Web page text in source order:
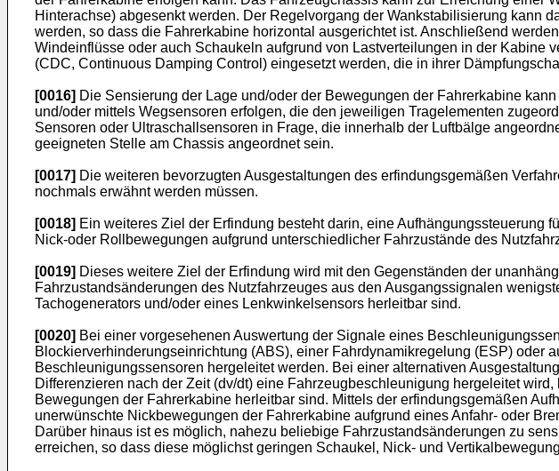
Hinterachse) abgesenkt werden. Der Regelvorgang der Wankstabilisierung kann
werden, so dass die Fahrerkabine horizontal ausgerichtet ist. Anschließend
Windeinflüsse oder auch Schaukeln aufgrund von Lastverteilungen in der Kabine
(CDC, Continuous Damping Control) eingesetzt werden, die in ihrer
[0016] Die Sensierung der Lage und/oder der Bewegungen der Fahrerkabine
und/oder mittels Wegsensoren erfolgen, die den jeweiligen Tragelementen
Sensoren oder Ultraschallsensoren in Frage, die innerhalb der Luftbälge
geeigneten Stelle am Chassis angeordnet sein.
[0017] Die weiteren bevorzugten Ausgestaltungen des erfindungsgemäßen
nochmals erwähnt werden müssen.
[0018] Ein weiteres Ziel der Erfindung besteht darin, eine Aufhängungssteuerung
Nick-oder Rollbewegungen aufgrund unterschiedlicher Fahrzustände des
[0019] Dieses weitere Ziel der Erfindung wird mit den Gegenständen der
Fahrzustandsänderungen des Nutzfahrzeuges aus den Ausgangssignalen
Tachogenerators und/oder eines Lenkwinkelsensors herleitbar sind.
[0020] Bei einer vorgesehenen Auswertung der Signale eines
Blockierverhinderungseinrichtung (ABS), einer Fahrdynamikregelung (ESP) oder
Beschleunigungssensoren hergeleitet werden. Bei einer alternativen
Differenzieren nach der Zeit (dv/dt) eine Fahrzeugbeschleunigung hergeleitet
Bewegungen der Fahrerkabine herleitbar sind. Mittels der erfindungsgemäßen
unerwünschte Nickbewegungen der Fahrerkabine aufgrund eines Anfahr- oder
Darüber hinaus ist es möglich, nahezu beliebige Fahrzustandsänderungen zu
erreichen, so dass diese möglichst geringen Schaukel, Nick- und